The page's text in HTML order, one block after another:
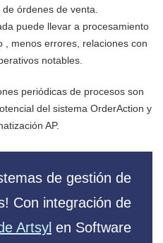
órdenes de venta.
puede llevar a procesamiento
, menos errores, relaciones con
notables.
periódicas de procesos son
del sistema OrderAction y
AP.
de gestión de
Con integración de
Artsyl en Software